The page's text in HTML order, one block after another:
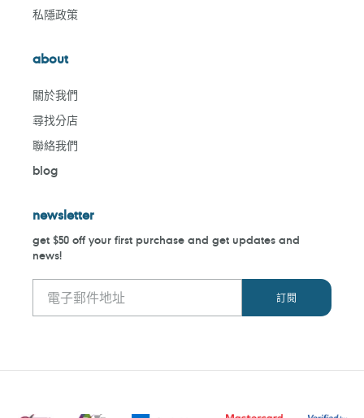
私隱政策
about
關於我們
尋找分店
聯絡我們
blog
newsletter
get $50 off your first purchase and get updates and
news!